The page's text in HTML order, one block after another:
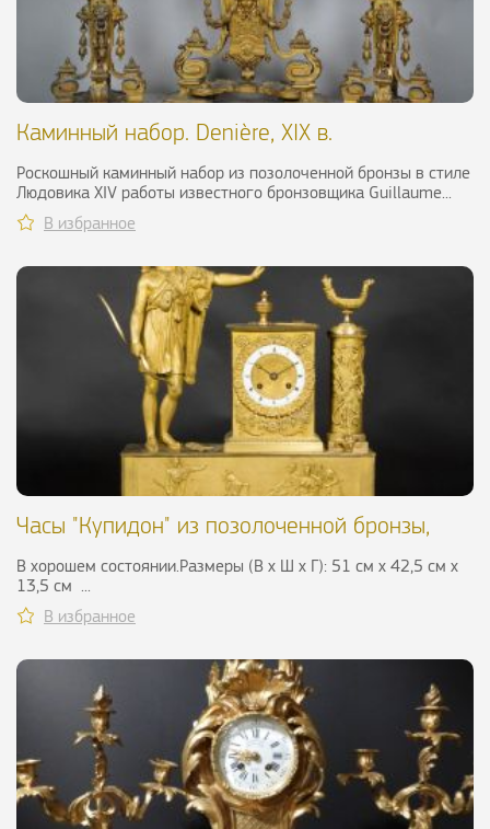
Каминный набор. Denière, XIX в.
Роскошный каминный набор из позолоченной бронзы в стиле
Людовика XIV работы известного бронзовщика Guillaume...
В избранное
Часы "Купидон" из позолоченной бронзы,
В хорошем состоянии.Размеры (В х Ш х Г): 51 см х 42,5 см х
13,5 см ...
В избранное